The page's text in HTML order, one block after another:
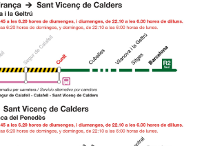
Del Servei Per Obres
Vicenç De Calders
Altres